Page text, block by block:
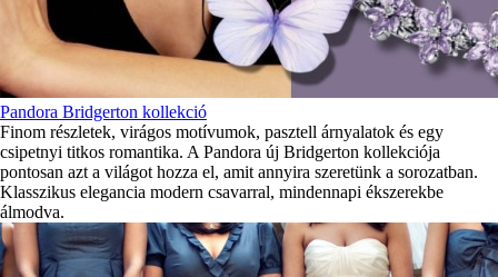
Pandora Bridgerton kollekció
Finom részletek, virágos motívumok, pasztell árnyalatok és egy
csipetnyi titkos romantika. A Pandora új Bridgerton kollekciója
pontosan azt a világot hozza el, amit annyira szeretünk a sorozatban.
Klasszikus elegancia modern csavarral, mindennapi ékszerekbe
álmodva.